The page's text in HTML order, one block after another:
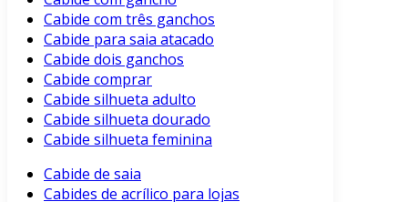
Cabide com três ganchos
Cabide para saia atacado
Cabide dois ganchos
Cabide comprar
Cabide silhueta adulto
Cabide silhueta dourado
Cabide silhueta feminina
Cabide de saia
Cabides de acrílico para lojas